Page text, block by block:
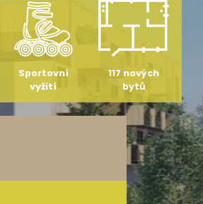
Sportovní
vyžití
117 nových
bytů